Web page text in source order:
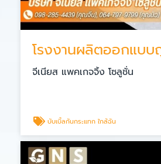
จีเนียส แพคเกจจิ้ง โซลูชั่น
บับเบิ้ลกันกระแทก ใกล้ฉัน